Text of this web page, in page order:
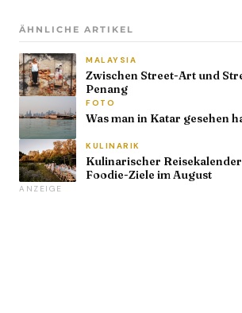
ÄHNLICHE ARTIKEL
MALAYSIA
Zwischen Street-Art und
Penang
FOTO
Was man in Katar gesehen
KULINARIK
Kulinarischer
Foodie-Ziele im August
ANZEIGE